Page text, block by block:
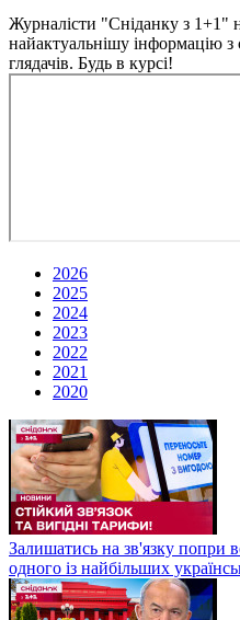
Журналісти "Сніданку з 1+1"
найактуальнішу інформацію
глядачів. Будь в курсі!
2026
2025
2024
2023
2022
2021
2020
Залишатись на зв'язку попри
одного із найбільших